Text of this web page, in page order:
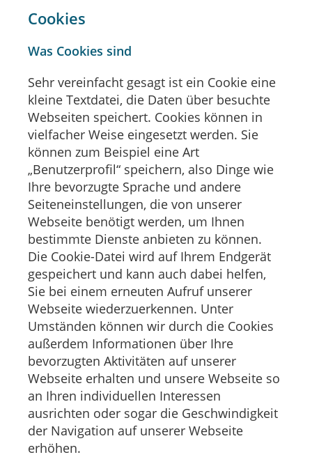
Cookies
Was Cookies sind
Sehr vereinfacht gesagt ist ein Cookie eine
kleine Textdatei, die Daten über besuchte
Webseiten speichert. Cookies können in
vielfacher Weise eingesetzt werden. Sie
können zum Beispiel eine Art
„Benutzerprofil“ speichern, also Dinge wie
Ihre bevorzugte Sprache und andere
Seiteneinstellungen, die von unserer
Webseite benötigt werden, um Ihnen
bestimmte Dienste anbieten zu können.
Die Cookie-Datei wird auf Ihrem Endgerät
gespeichert und kann auch dabei helfen,
Sie bei einem erneuten Aufruf unserer
Webseite wiederzuerkennen. Unter
Umständen können wir durch die Cookies
außerdem Informationen über Ihre
bevorzugten Aktivitäten auf unserer
Webseite erhalten und unsere Webseite so
an Ihren individuellen Interessen
ausrichten oder sogar die Geschwindigkeit
der Navigation auf unserer Webseite
erhöhen.